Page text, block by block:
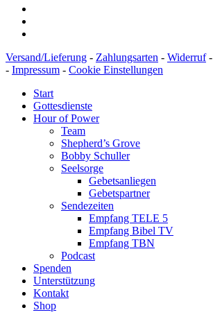
Versand/Lieferung - Zahlungsarten - Widerruf-
- Impressum - Cookie Einstellungen
Start
Gottesdienste
Hour of Power
Team
Shepherd’s Grove
Bobby Schuller
Seelsorge
Gebetsanliegen
Gebetspartner
Sendezeiten
Empfang TELE 5
Empfang Bibel TV
Empfang TBN
Podcast
Spenden
Unterstützung
Kontakt
Shop